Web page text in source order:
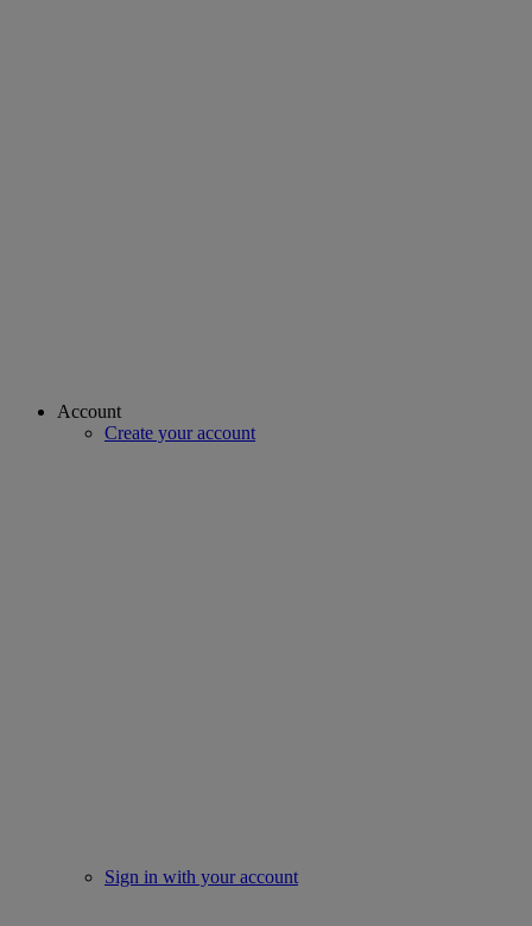
Account
Create your account
Sign in with your account